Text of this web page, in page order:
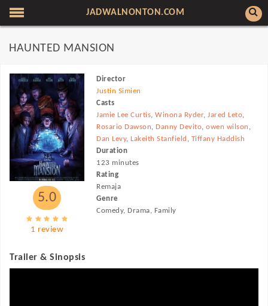
JADWALNONTON.COM
HAUNTED MANSION
5.0
1 review
Director
Justin Simien
Casts
Jamie Lee Curtis,Winona Ryder,Jared Leto,
Rosario Dawson, Danny Devito,owen wilson ,
Dan Levy, Lakeith Stanfield , Tiffany Haddish
Duration
123 minutes
Rating
Remaja
Genre
Comedy, Drama, Family
Trailer & Sinopsis